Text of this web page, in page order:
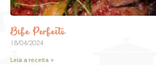
Bife Perfeito
18/04/2024
Leia a receita »